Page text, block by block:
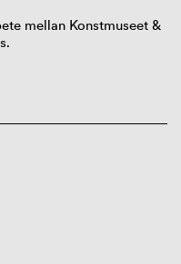
mellan Konstmuseet &